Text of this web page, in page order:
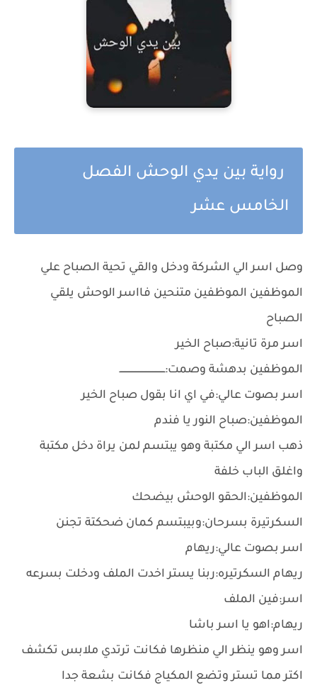
رواية بين يدي الوحش الفصل
الخامس عشر
وصل اسر الي الشركة ودخل والقي تحية الصباح علي
الموظفين الموظفين متنحين فااسر الوحش يلقي
الصباح
اسر مرة تانية:صباح الخير
الموظفين بدهشة وصمت:ــــــــــــــــــــــــــــــــ
اسر بصوت عالي:في اي انا بقول صباح الخير
الموظفين:صباح النور يا فندم
ذهب اسر الي مكتبة وهو يبتسم لمن يراة دخل مكتبة
واغلق الباب خلفة
الموظفين:الحقو الوحش بيضحك
السكرتيرة بسرحان:وبيبتسم كمان ضحكتة تجنن
اسر بصوت عالي:ريهام
ريهام السكرتيره:ربنا يستر اخدت الملف ودخلت بسرعه
اسر:فين الملف
ريهام:اهو يا اسر باشا
اسر وهو ينظر الي منظرها فكانت ترتدي ملابس تكشف
اكتر مما تستر وتضع المكياج فكانت بشعة جدا